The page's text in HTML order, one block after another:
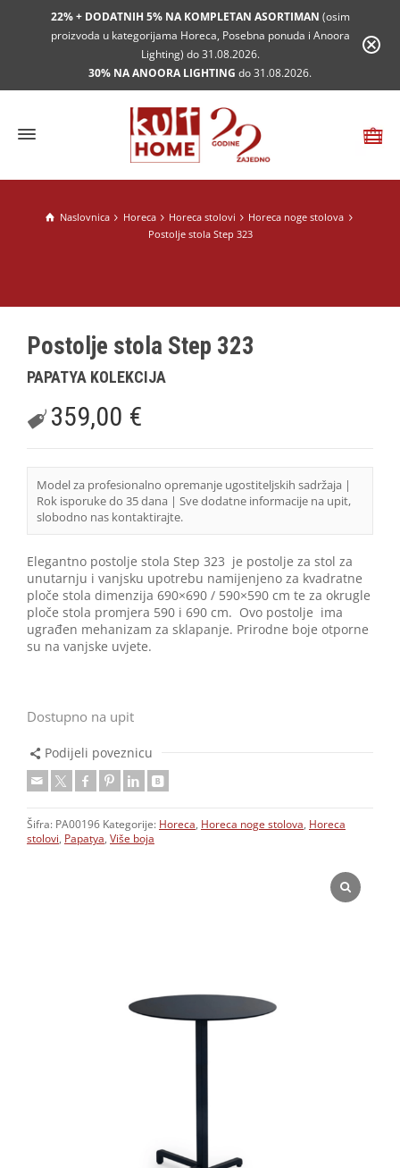
22% + DODATNIH 5% NA KOMPLETAN ASORTIMAN (osim
proizvoda u kategorijama Horeca, Posebna ponuda i Anoora
Lighting) do 31.08.2026.
30% NA ANOORA LIGHTING do 31.08.2026.
Naslovnica Horeca Horeca stolovi
Horeca noge stolova
Postolje stola Step 323
Postolje stola Step 323
PAPATYA KOLEKCIJA
359,00 €
Model za profesionalno opremanje ugostiteljskih sadržaja |
Rok isporuke do 35 dana | Sve dodatne informacije na upit,
slobodno nas kontaktirajte.
Elegantno postolje stola Step 323 je postolje za stol za
unutarnju i vanjsku upotrebu namijenjeno za kvadratne
ploče stola dimenzija 690×690 / 590×590 cm te za okrugle
ploče stola promjera 590 i 690 cm. Ovo postolje ima
ugrađen mehanizam za sklapanje. Prirodne boje otporne
su na vanjske uvjete.
Dostupno na upit
Podijeli poveznicu
Šifra: PA00196 Kategorije: Horeca Horeca noge stolova Horeca
stolovi Papatya Više boja